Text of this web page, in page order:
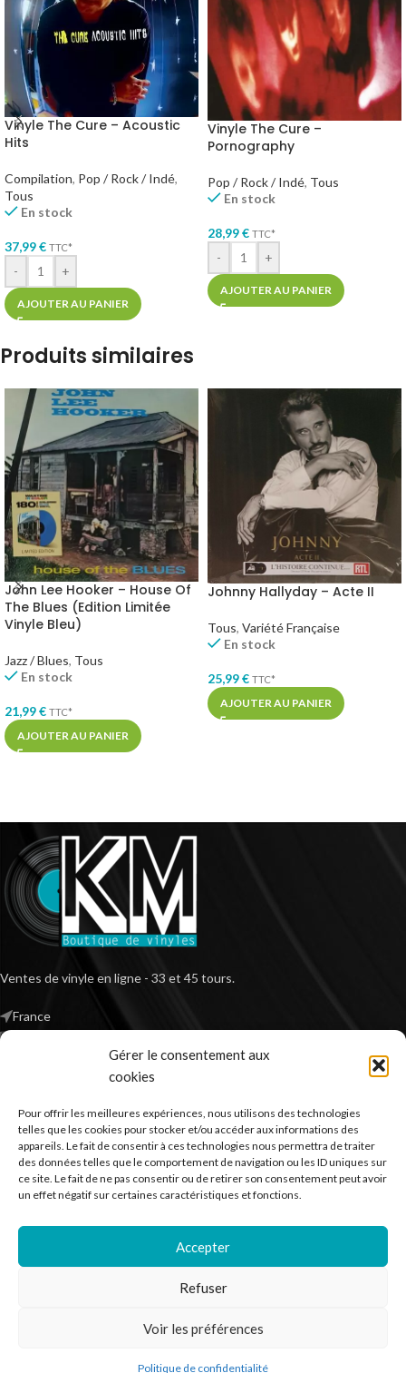
Gérer le consentement aux
cookies
Pour offrir les meilleures expériences, nous utilisons des technologies
telles que les cookies pour stocker et/ou accéder aux informations des
appareils. Le fait de consentir à ces technologies nous permettra de traiter
des données telles que le comportement de navigation ou les ID uniques sur
ce site. Le fait de ne pas consentir ou de retirer son consentement peut avoir
un effet négatif sur certaines caractéristiques et fonctions.
Accepter
Refuser
Voir les préférences
Politique de confidentialité
Vinyle The Cure – Acoustic
Hits
Compilation, Pop / Rock / Indé,
Tous
En stock
37,99€ TTC*
- +
AJOUTER AU PANIER
Vinyle The Cure –
Pornography
Pop / Rock / Indé, Tous
En stock
28,99€ TTC*
- +
AJOUTER AU PANIER
Produits similaires
John Lee Hooker – House Of
The Blues (Edition Limitée
Vinyle Bleu)
Jazz / Blues, Tous
En stock
21,99€ TTC*
AJOUTER AU PANIER
Johnny Hallyday – Acte II
Tous, Variété Française
En stock
25,99€ TTC*
AJOUTER AU PANIER
Ventes de vinyle en ligne - 33 et 45 tours.
France
*TVA non applicable – article 293 B du CGI
RECHERCHER DES PRODUITS
NOS SERVICES
BESOIN D’AIDE ?
Kilm Music2023